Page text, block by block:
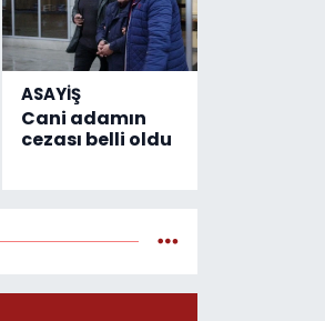
ASAYİŞ
Cani adamın
cezası belli oldu